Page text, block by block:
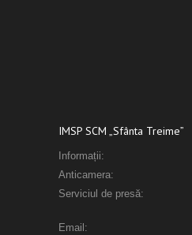
IMSP SCM „Sfânta Treime”
Informații:
Anticamera:
Serviciul de presă:
Email: